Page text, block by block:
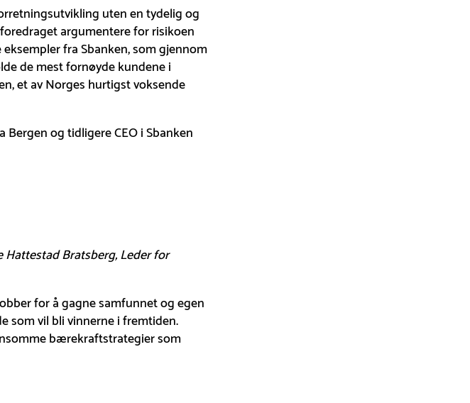
uten en tydelig og
argumentere for risikoen
fra Sbanken, som gjennom
de mest fornøyde kundene i
et av Norges hurtigst voksende
og tidligere CEO i Sbanken
Hattestad Bratsberg, Leder for
for å gagne samfunnet og egen
som vil bli vinnerne i fremtiden.
bærekraftstrategier som